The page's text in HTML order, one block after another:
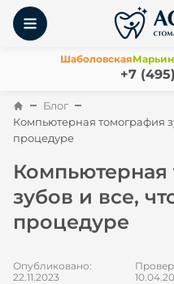
Шаболовская
+7
Блог
Компьютерная томография
процедуре
Компьютерная
зубов и все,
процедуре
Опубликовано:
22.11.2023